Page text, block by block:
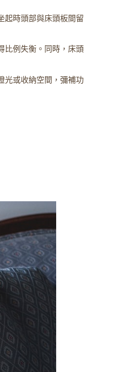
起時頭部與床頭板間留
比例失衡。同時，床頭
光或收納空間，彌補功